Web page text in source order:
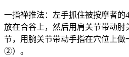
一指禅推法：左手抓住被按摩者的
放在合谷上，然后用肩关节带动肘
节，用腕关节带动手指在穴位上做
②）。